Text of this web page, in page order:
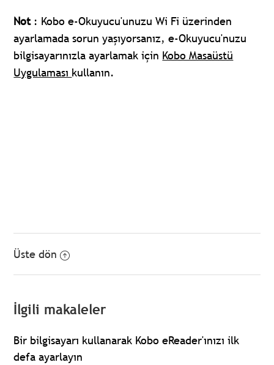
Not : Kobo e-Okuyucu'unuzu Wi Fi üzerinden
ayarlamada sorun yaşıyorsanız, e-Okuyucu'nuzu
bilgisayarınızla ayarlamak için Kobo Masaüstü
Uygulaması kullanın.
Üste dön
İlgili makaleler
Bir bilgisayarı kullanarak Kobo eReader'ınızı ilk
defa ayarlayın